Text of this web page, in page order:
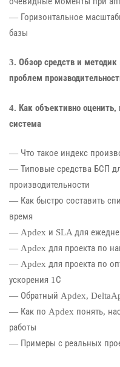
— Горизонтальное
базы
3. Обзор средств и методик
проблем
4. Как объективно оценить,
система
— Что такое индекс
— Типовые средства БСП
производительности
— Как быстро составить
время
— Apdex и SLA для
— Apdex для проекта по
— Apdex для проекта по
ускорения 1С
— Обратный Apdex,
— Как по Apdex понять,
работы
— Примеры с реальных